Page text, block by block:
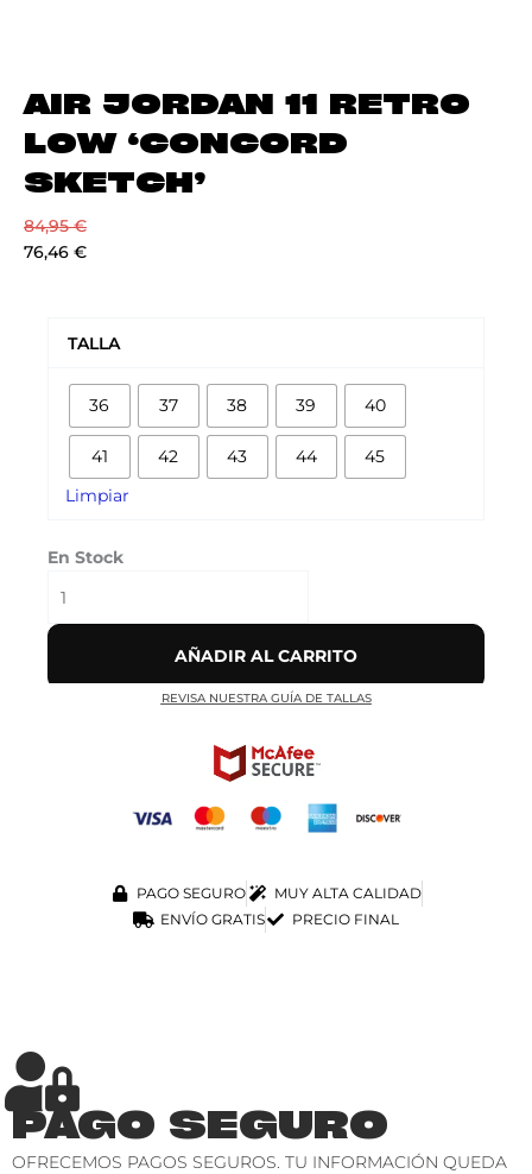
AIR JORDAN 11 RETRO
LOW ‘CONCORD
SKETCH’
84,95€
76,46 €
TALLA
36 37 38 39 40
41 42 43 44 45
Limpiar
En Stock
RETRO
'CONCORD
SKETCH'
cantidad
AÑADIR AL CARRITO
REVISA NUESTRA GUÍA DE TALLAS
PAGO SEGURO
MUY ALTA CALIDAD
ENVÍO GRATIS
PRECIO FINAL
PAGO SEGURO
OFRECEMOS PAGOS SEGUROS. TU INFORMACIÓN QUEDA